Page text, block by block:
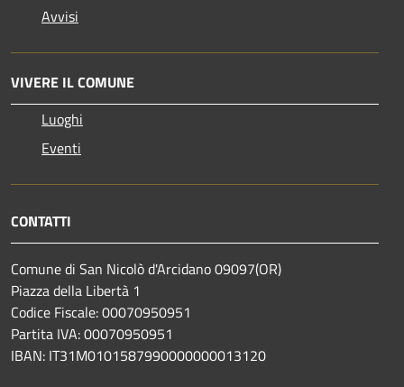
Avvisi
VIVERE IL COMUNE
Luoghi
Eventi
CONTATTI
Comune di San Nicolò d'Arcidano 09097(OR)
Piazza della Libertà 1
Codice Fiscale: 00070950951
Partita IVA: 00070950951
IBAN: IT31M0101587990000000013120